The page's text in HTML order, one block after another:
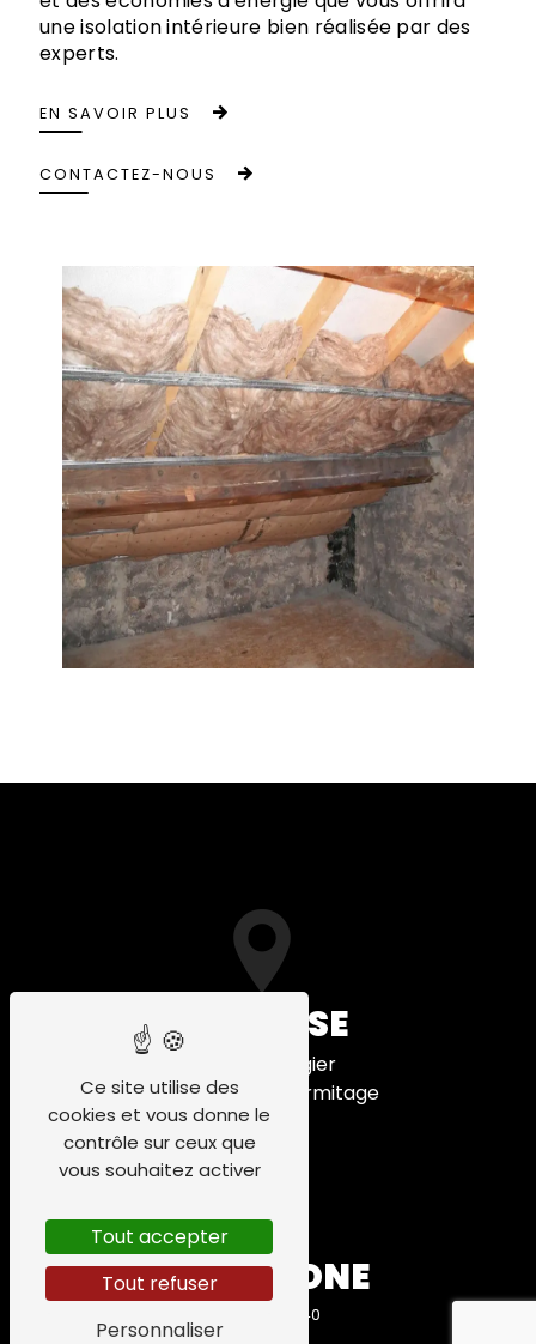
une isolation intérieure bien réalisée par des
experts.
EN SAVOIR PLUS
CONTACTEZ-NOUS
ADRESSE
20 Rue Bergier
26600 Tain-l'Hermitage
TÉLÉPHONE
06 84 75 91 40
Ce site utilise des
cookies et vous donne le
contrôle sur ceux que
vous souhaitez activer
Tout accepter
Tout refuser
Personnaliser